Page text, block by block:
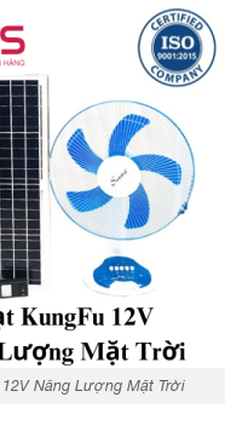
Năng Lượng Mặt Trời